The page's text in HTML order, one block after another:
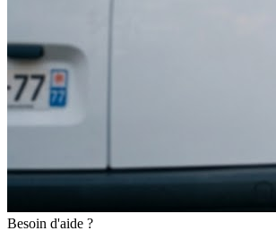
Besoin d'aide ?